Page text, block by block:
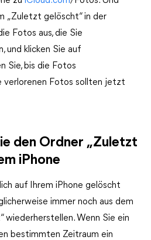
„Zuletzt gelöscht“ in der
Fotos aus, die Sie
und klicken Sie auf
Sie, bis die Fotos
verlorenen Fotos sollten jetzt
den Ordner „Zuletzt
iPhone
auf Ihrem iPhone gelöscht
immer noch aus dem
wiederherstellen. Wenn Sie ein
bestimmten Zeitraum ein